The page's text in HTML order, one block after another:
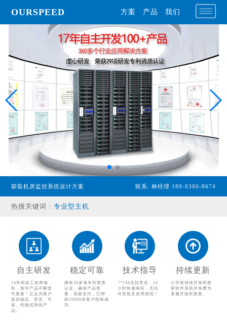
OURSPEED 方案 产品 我们
获取机房监控系统设计方案 联系: 林经理 189-0300-8674
热搜关键词：专业型主机
漏水检测设备
温湿度传感器
配电监控设备
气体监控设备
自主研发
14年研发工程师领
衔，每年产品不断迭
代更新！立志为客户
提供稳定、安全、可
靠、性能优异的产
品。
稳定可靠
拥有30多项专利资质
认证，确保产品质
量，高效交付，已帮
助10000余客户投标成
功。
技术指导
7*24h无忧售后，24
小时快速响应，无任
何安装及使用烦忧！
持续更新
公司将持续开发和更
新软件系统并免费为
客服升级和更新。